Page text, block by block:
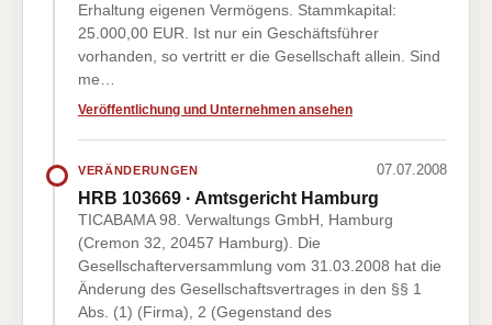
Erhaltung eigenen Vermögens. Stammkapital:
25.000,00 EUR. Ist nur ein Geschäftsführer
vorhanden, so vertritt er die Gesellschaft allein. Sind
me…
Veröffentlichung und Unternehmen ansehen
VERÄNDERUNGEN 07.07.2008
HRB 103669 · Amtsgericht Hamburg
TICABAMA 98. Verwaltungs GmbH, Hamburg
(Cremon 32, 20457 Hamburg). Die
Gesellschafterversammlung vom 31.03.2008 hat die
Änderung des Gesellschaftsvertrages in den §§ 1
Abs. (1) (Firma), 2 (Gegenstand des